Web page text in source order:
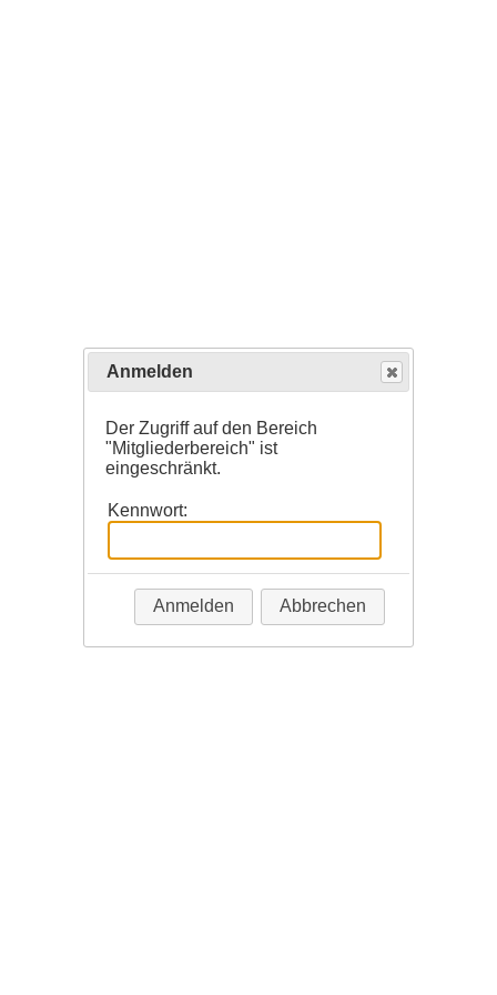
Anmelden
Der Zugriff auf den Bereich
"Mitgliederbereich" ist
eingeschränkt.
Kennwort:
Anmelden Abbrechen